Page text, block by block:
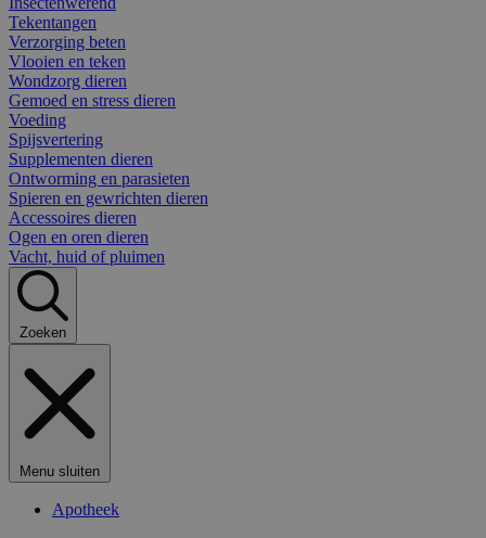
Tekentangen
Verzorging beten
Vlooien en teken
Wondzorg dieren
Gemoed en stress dieren
Voeding
Spijsvertering
Supplementen dieren
Ontworming en parasieten
Spieren en gewrichten dieren
Accessoires dieren
Ogen en oren dieren
Vacht, huid of pluimen
Zoeken
Menu sluiten
Apotheek